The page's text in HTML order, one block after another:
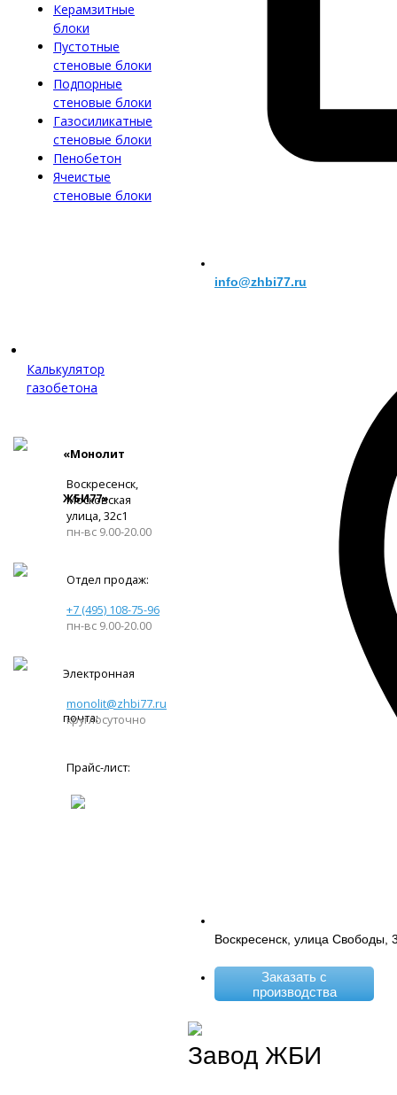
Керамзитные
блоки
Пустотные
стеновые блоки
Подпорные
стеновые блоки
Газосиликатные
стеновые блоки
Пенобетон
Ячеистые
стеновые блоки
Калькулятор
газобетона
«Монолит
ЖБИ77»
Воскресенск,
Московская
улица, 32с1
пн-вс 9.00-20.00
Отдел продаж:
+7 (495) 108-75-96
пн-вс 9.00-20.00
Электронная
почта:
monolit@zhbi77.ru
круглосуточно
Прайс-лист:
info@zhbi77.ru
Воскресенск, улица Свободы,
Заказать с
производства
Завод ЖБИ